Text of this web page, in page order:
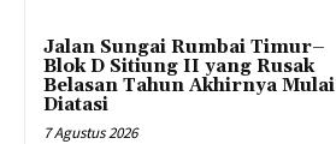
Jalan Sungai Rumbai Timur–
Blok D Sitiung II yang Rusak
Belasan Tahun Akhirnya Mulai
Diatasi
7 Agustus 2026